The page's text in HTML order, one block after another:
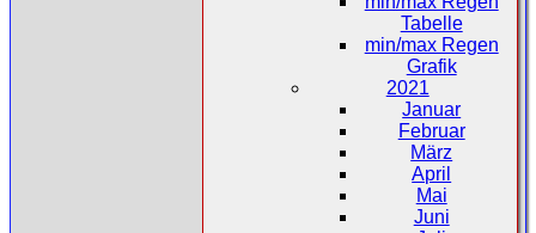
Tabelle
min/max Regen
Grafik
2021
Januar
Februar
März
April
Mai
Juni